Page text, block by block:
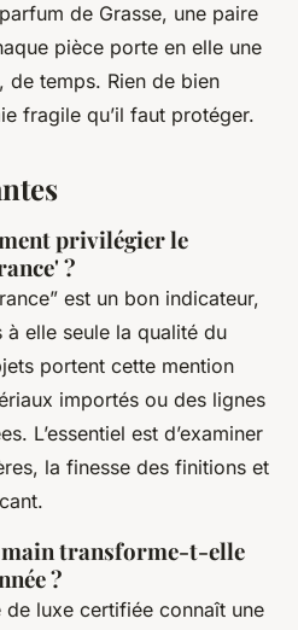
de Grasse, une paire
pièce porte en elle une
de temps. Rien de bien
fragile qu’il faut protéger.
privilégier le
?
est un bon indicateur,
elle seule la qualité du
portent cette mention
importés ou des lignes
L’essentiel est d’examiner
la finesse des finitions et
main transforme-t-elle
?
de luxe certifiée connaît une